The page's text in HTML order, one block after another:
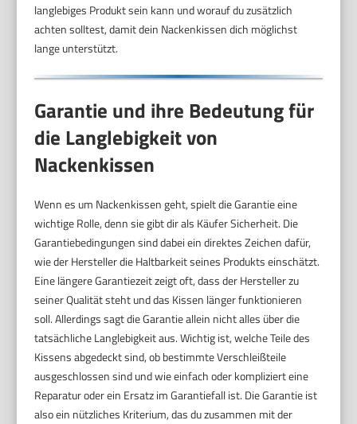
langlebiges Produkt sein kann und worauf du zusätzlich
achten solltest, damit dein Nackenkissen dich möglichst
lange unterstützt.
Garantie und ihre Bedeutung für
die Langlebigkeit von
Nackenkissen
Wenn es um Nackenkissen geht, spielt die Garantie eine
wichtige Rolle, denn sie gibt dir als Käufer Sicherheit. Die
Garantiebedingungen sind dabei ein direktes Zeichen dafür,
wie der Hersteller die Haltbarkeit seines Produkts einschätzt.
Eine längere Garantiezeit zeigt oft, dass der Hersteller zu
seiner Qualität steht und das Kissen länger funktionieren
soll. Allerdings sagt die Garantie allein nicht alles über die
tatsächliche Langlebigkeit aus. Wichtig ist, welche Teile des
Kissens abgedeckt sind, ob bestimmte Verschleißteile
ausgeschlossen sind und wie einfach oder kompliziert eine
Reparatur oder ein Ersatz im Garantiefall ist. Die Garantie ist
also ein nützliches Kriterium, das du zusammen mit der